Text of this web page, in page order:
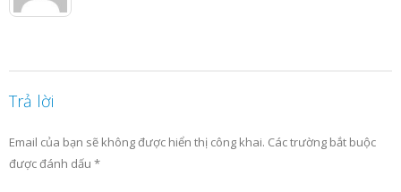
Trả lời
Email của bạn sẽ không được hiển thị công khai. Các trường bắt buộc
được đánh dấu *